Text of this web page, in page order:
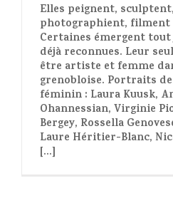
Elles peignent,
photographient,
Certaines émergent
déjà reconnues. Leur
être artiste et femme
grenobloise. Portraits
féminin : Laura Kuusk,
Ohannessian, Virginie
Bergey, Rossella
Laure Héritier-Blanc,
[...]